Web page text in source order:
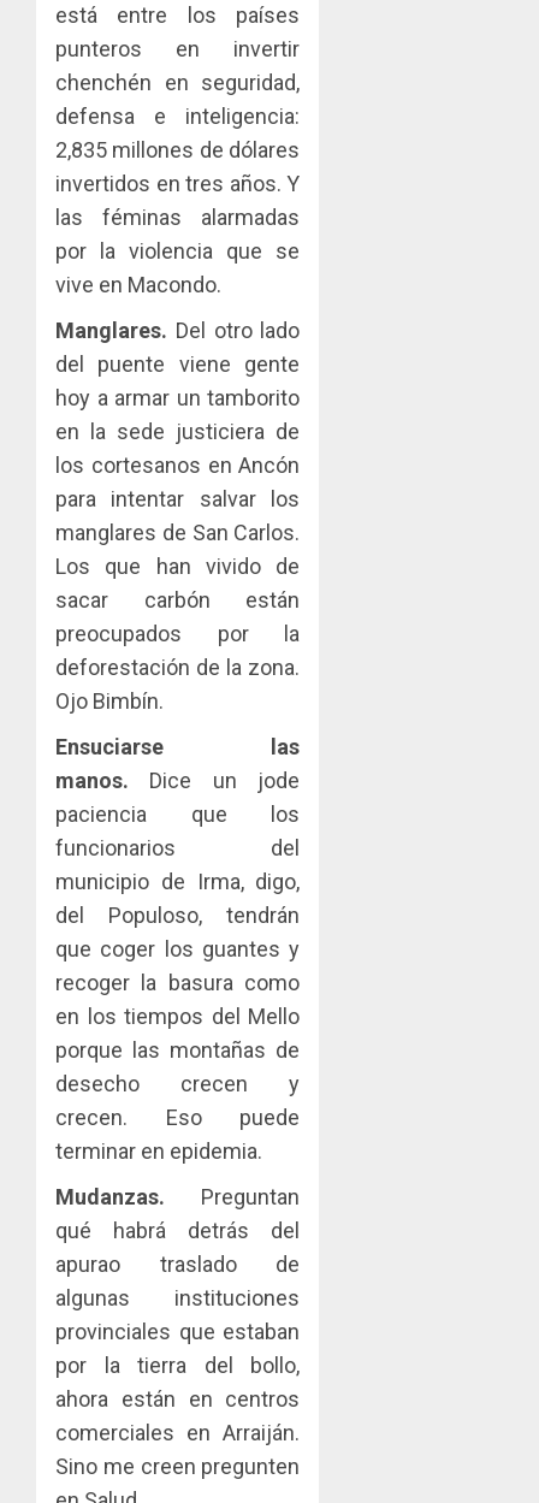
está entre los países
punteros en invertir
chenchén en seguridad,
defensa e inteligencia:
2,835 millones de dólares
invertidos en tres años. Y
las féminas alarmadas
por la violencia que se
vive en Macondo.
Manglares. Del otro lado
del puente viene gente
hoy a armar un tamborito
en la sede justiciera de
los cortesanos en Ancón
para intentar salvar los
manglares de San Carlos.
Los que han vivido de
sacar carbón están
preocupados por la
deforestación de la zona.
Ojo Bimbín.
Ensuciarse las
manos. Dice un jode
paciencia que los
funcionarios del
municipio de Irma, digo,
del Populoso, tendrán
que coger los guantes y
recoger la basura como
en los tiempos del Mello
porque las montañas de
desecho crecen y
crecen. Eso puede
terminar en epidemia.
Mudanzas. Preguntan
qué habrá detrás del
apurao traslado de
algunas instituciones
provinciales que estaban
por la tierra del bollo,
ahora están en centros
comerciales en Arraiján.
Sino me creen pregunten